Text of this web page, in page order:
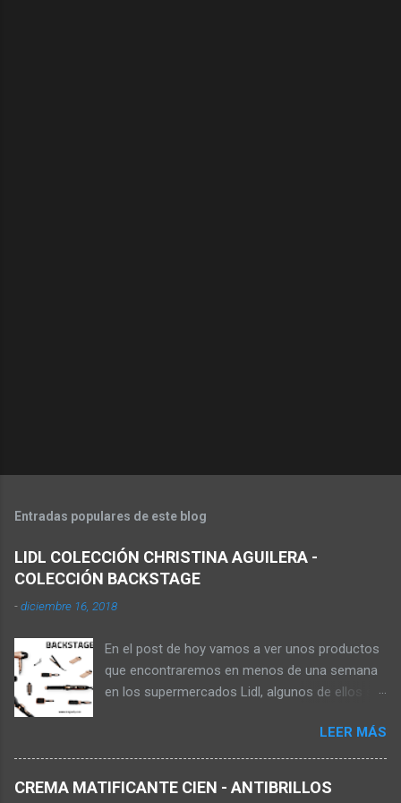
Entradas populares de este blog
LIDL COLECCIÓN CHRISTINA AGUILERA -
COLECCIÓN BACKSTAGE
-diciembre 16, 2018
En el post de hoy vamos a ver unos productos
que encontraremos en menos de una semana
en los supermercados Lidl, algunos de ellos se
supermercados, pagando los gastos de envío,
aunque no sale de almacenes el producto
hasta que no está la oferta en tienda. Los
LEER MÁS
CREMA MATIFICANTE CIEN - ANTIBRILLOS